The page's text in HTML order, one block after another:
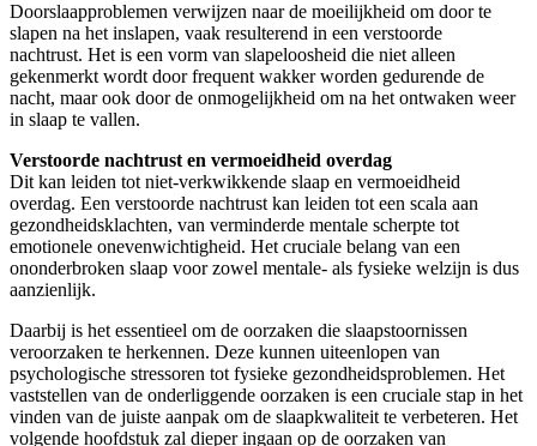
Doorslaapproblemen verwijzen naar de moeilijkheid om door te
slapen na het inslapen, vaak resulterend in een verstoorde
nachtrust. Het is een vorm van slapeloosheid die niet alleen
gekenmerkt wordt door frequent wakker worden gedurende de
nacht, maar ook door de onmogelijkheid om na het ontwaken weer
in slaap te vallen.
Verstoorde nachtrust en vermoeidheid overdag
Dit kan leiden tot niet-verkwikkende slaap en vermoeidheid
overdag. Een verstoorde nachtrust kan leiden tot een scala aan
gezondheidsklachten, van verminderde mentale scherpte tot
emotionele onevenwichtigheid. Het cruciale belang van een
ononderbroken slaap voor zowel mentale- als fysieke welzijn is dus
aanzienlijk.
Daarbij is het essentieel om de oorzaken die slaapstoornissen
veroorzaken te herkennen. Deze kunnen uiteenlopen van
psychologische stressoren tot fysieke gezondheidsproblemen. Het
vaststellen van de onderliggende oorzaken is een cruciale stap in het
vinden van de juiste aanpak om de slaapkwaliteit te verbeteren. Het
volgende hoofdstuk zal dieper ingaan op de oorzaken van